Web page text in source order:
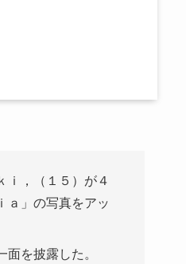
ｉ，（１５）が４
ａ」の写真をアッ
を披露した。